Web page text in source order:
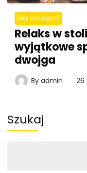
Bez kategorii
Relaks w
wyjątkowe
dwojga
By admin 26
Szukaj